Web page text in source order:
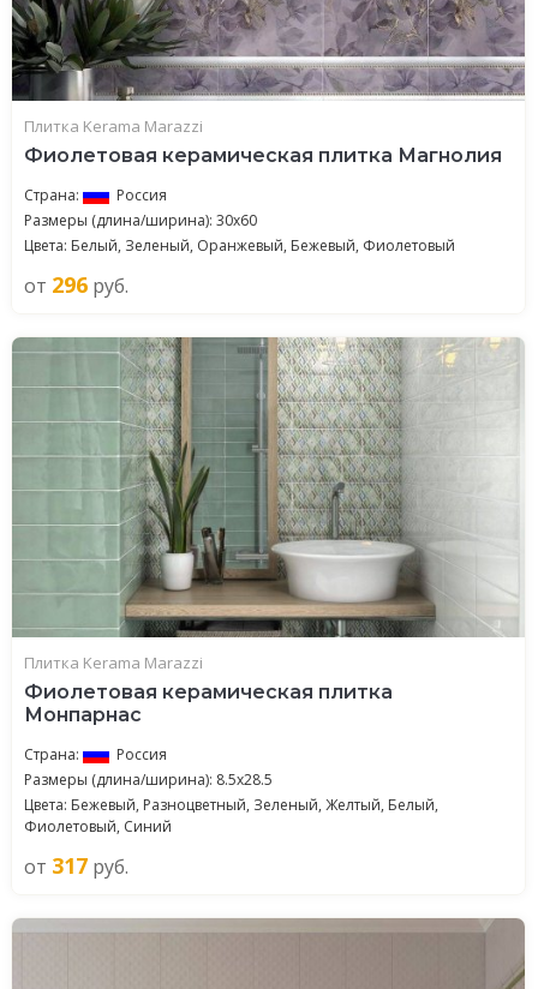
Плитка Kerama Marazzi
Фиолетовая керамическая плитка Магнолия
Страна:
Россия
Размеры (длина/ширина): 30x60
Цвета: Белый, Зеленый, Оранжевый, Бежевый, Фиолетовый
от 296 руб.
Плитка Kerama Marazzi
Фиолетовая керамическая плитка
Монпарнас
Страна:
Россия
Размеры (длина/ширина): 8.5x28.5
Цвета: Бежевый, Разноцветный, Зеленый, Желтый, Белый,
Фиолетовый, Синий
от 317 руб.